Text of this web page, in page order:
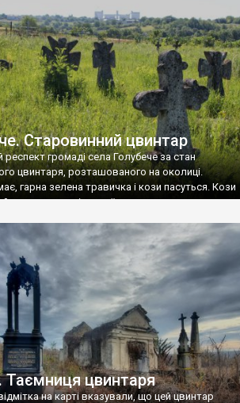
Старовинний цвинтар
респект громаді села Голубече за стан
цвинтаря, розташованого на околиці.
гарна зелена травичка і кози пасуться. Кози
регулятор шкідливої, для старих кладовищ,
ті бруньки обгризають, бо то улюблений
На цвинтарі у Голубечому ціла колекція
форм хрестів. Село відносно невелике, […]
Таємниця цвинтаря
на карті вказували, що цей цвинтар